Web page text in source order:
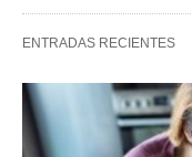
ENTRADAS RECIENTES